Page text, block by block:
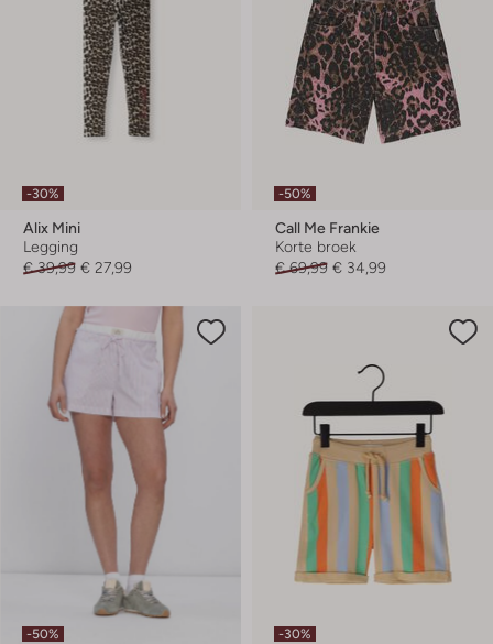
-30%
Alix Mini
Legging
€ 39,99 € 27,99
-50%
Call Me Frankie
Korte broek
€ 69,99 € 34,99
-50% -30%